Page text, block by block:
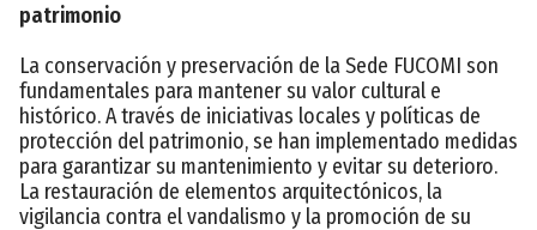
patrimonio
La conservación y preservación de la Sede FUCOMI son
fundamentales para mantener su valor cultural e
histórico. A través de iniciativas locales y políticas de
protección del patrimonio, se han implementado medidas
para garantizar su mantenimiento y evitar su deterioro.
La restauración de elementos arquitectónicos, la
vigilancia contra el vandalismo y la promoción de su